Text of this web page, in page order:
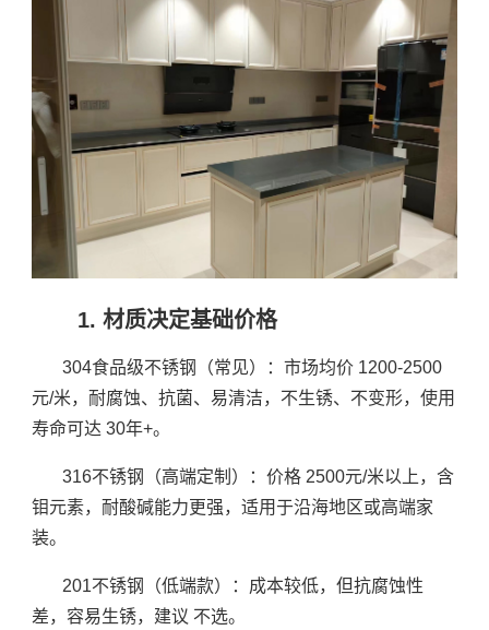
1. 材质决定基础价格
304食品级不锈钢（常见）：市场均价 1200-2500
元/米，耐腐蚀、抗菌、易清洁，不生锈、不变形，使用
寿命可达 30年+。
316不锈钢（高端定制）：价格 2500元/米以上，含
钼元素，耐酸碱能力更强，适用于沿海地区或高端家
装。
201不锈钢（低端款）：成本较低，但抗腐蚀性
差，容易生锈，建议 不选。